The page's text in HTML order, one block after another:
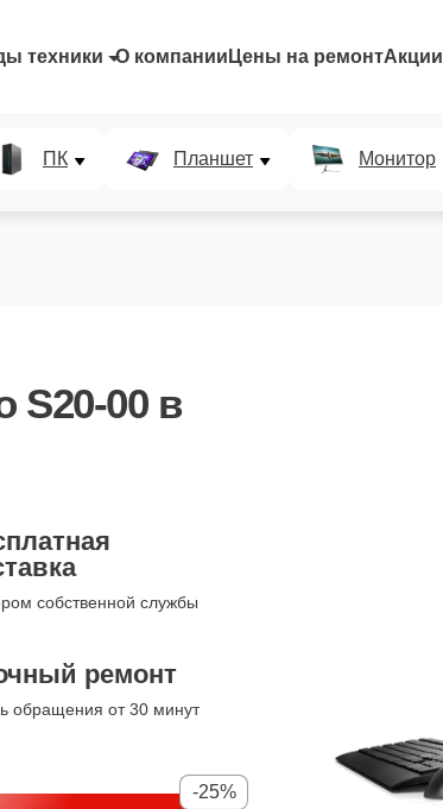
техники О компании Цены на ремонтАкции
ПК Планшет Монитор
S20-00в
собственной службы
ремонт
обращения от 30 минут
-25%